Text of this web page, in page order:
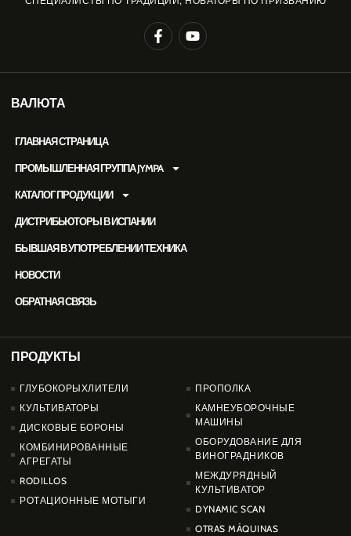
ВАЛЮТА
ГЛАВНАЯ СТРАНИЦА
ПРОМЫШЛЕННАЯ ГРУППА JYMPA
КАТАЛОГ ПРОДУКЦИИ
ДИСТРИБЬЮТОРЫ В ИСПАНИИ
БЫВШАЯ В УПОТРЕБЛЕНИИ ТЕХНИКА
НОВОСТИ
ОБРАТНАЯ СВЯЗЬ
ПРОДУКТЫ
ГЛУБОКОРЫХЛИТЕЛИ
КУЛЬТИВАТОРЫ
ДИСКОВЫЕ БОРОНЫ
КОМБИНИРОВАННЫЕ
АГРЕГАТЫ
RODILLOS
РОТАЦИОННЫЕ МОТЫГИ
ПРОПОЛКА
КАМНЕУБОРОЧНЫЕ
МАШИНЫ
ОБОРУДОВАНИЕ ДЛЯ
ВИНОГРАДНИКОВ
МЕЖДУРЯДНЫЙ
КУЛЬТИВАТОР
DYNAMIC SCAN
OTRAS MÁQUINAS